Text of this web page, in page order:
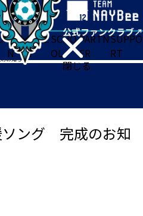
閉じる
FA
N
ACADE
MY
SCHO
OL
PARTN
ER
SUPPO
RT
お知らせ
ソング 完成のお知